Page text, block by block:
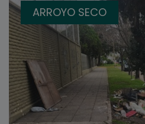
ARROYO SECO